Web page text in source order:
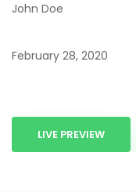
John Doe
February 28, 2020
LIVE PREVIEW